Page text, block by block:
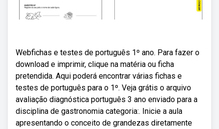
Webfichas e testes de português 1º ano. Para fazer o
download e imprimir, clique na matéria ou ficha
pretendida. Aqui poderá encontrar várias fichas e
testes de português para o 1º. Veja grátis o arquivo
avaliação diagnóstica português 3 ano enviado para a
disciplina de gastronomia categoria:. Inicie a aula
apresentando o conceito de grandezas diretamente